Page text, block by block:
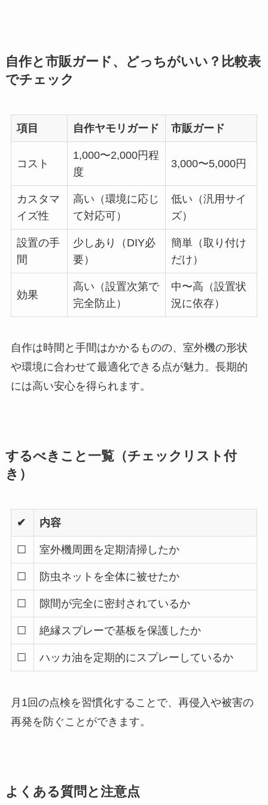
自作と市販ガード、どっちがいい？比較表
でチェック
項目 自作ヤモリガード 市販ガード
コスト
1,000〜2,000円程
度
3,000〜5,000円
カスタマ
イズ性
高い（環境に応じ
て対応可）
低い（汎用サイ
ズ）
設置の手
間
少しあり（DIY必
要）
簡単（取り付け
だけ）
効果
高い（設置次第で
完全防止）
中〜高（設置状
況に依存）
自作は時間と手間はかかるものの、室外機の形状
や環境に合わせて最適化できる点が魅力。長期的
には高い安心を得られます。
するべきこと一覧（チェックリスト付
き）
✔ 内容
☐ 室外機周囲を定期清掃したか
☐ 防虫ネットを全体に被せたか
☐ 隙間が完全に密封されているか
☐ 絶縁スプレーで基板を保護したか
☐ ハッカ油を定期的にスプレーしているか
月1回の点検を習慣化することで、再侵入や被害の
再発を防ぐことができます。
よくある質問と注意点